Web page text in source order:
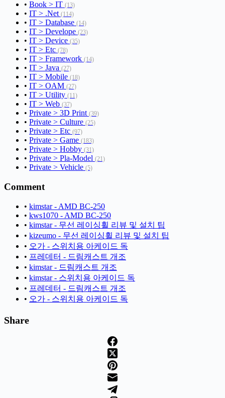
• Book > IT (13)
• IT > .Net (114)
• IT > Database (14)
• IT > Develope (23)
• IT > Device (35)
• IT > Etc (78)
• IT > Framework (14)
• IT > Java (27)
• IT > Mobile (18)
• IT > OAM (27)
• IT > Utility (11)
• IT > Web (37)
• Private > 3D Print (39)
• Private > Culture (25)
• Private > Etc (97)
• Private > Game (183)
• Private > Hobby (31)
• Private > Pla-Model (21)
• Private > Vehicle (5)
Comment
• kimstar - AMD BC-250
• kws1070 - AMD BC-250
• kimstar - 무선 레이싱휠 리뷰 및 설치 팁
• kizeumo - 무선 레이싱휠 리뷰 및 설치 팁
• 오가 - 스위치용 아케이드 독
• 프레데터 - 드림캐스트 개조
• kimstar - 드림캐스트 개조
• kimstar - 스위치용 아케이드 독
• 프레데터 - 드림캐스트 개조
• 오가 - 스위치용 아케이드 독
Share